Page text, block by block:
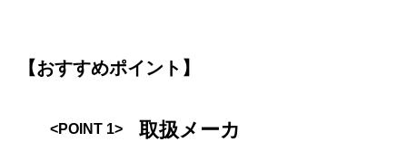
【おすすめポイント】
<POINT 1> 取扱メーカ